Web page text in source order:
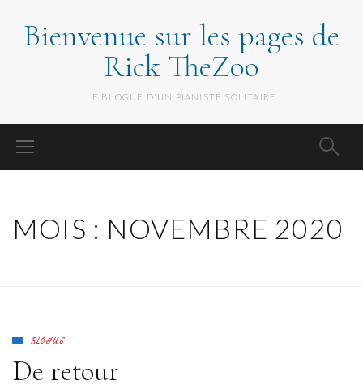
Bienvenue sur les pages de
Rick TheZoo
LE BLOGUE D'UN PIANISTE SOLITAIRE
MOIS : NOVEMBRE 2020
BLOGUE
De retour